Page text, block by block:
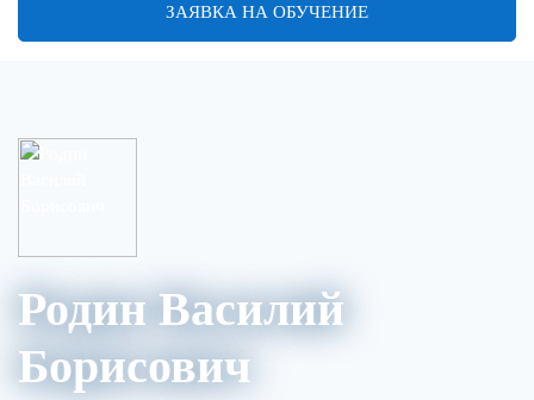
ЗАЯВКА НА ОБУЧЕНИЕ
Родин Василий
Борисович